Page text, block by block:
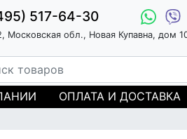
517-64-30
Московская обл., Новая Купавна, дом
ОПЛАТА И ДОСТАВКА